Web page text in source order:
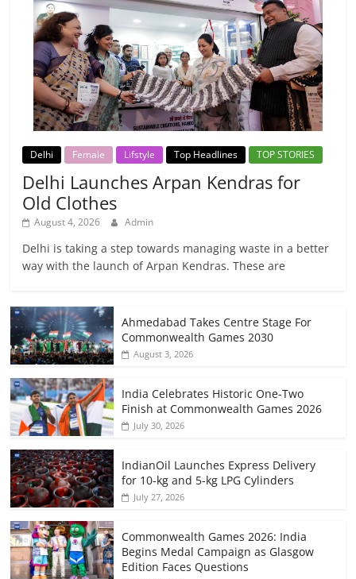
Delhi Female Lifstyle Top Headlines TOP STORIES
Delhi Launches Arpan Kendras for
Old Clothes
August 4, 2026 Admin
Delhi is taking a step towards managing waste in a better
way with the launch of Arpan Kendras. These are
Ahmedabad Takes Centre Stage For
Commonwealth Games 2030
August 3, 2026
India Celebrates Historic One-Two
Finish at Commonwealth Games 2026
July 30, 2026
IndianOil Launches Express Delivery
for 10-kg and 5-kg LPG Cylinders
July 27, 2026
Commonwealth Games 2026: India
Begins Medal Campaign as Glasgow
Edition Faces Questions